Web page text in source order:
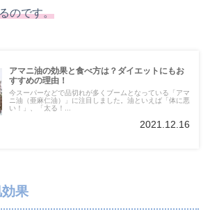
のです。
アマニ油の効果と食べ方は？ダイエットにもお
すすめの理由！
今スーパーなどで品切れが多くブームとなっている「アマ
ニ油（亜麻仁油）」に注目しました。油といえば「体に悪
い！」、「太る！...
2021.12.16
果